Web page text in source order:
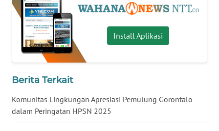
Install Aplikasi
Berita Terkait
Komunitas Lingkungan Apresiasi Pemulung Gorontalo
dalam Peringatan HPSN 2025
WN
JATENG
WN
NUSANTARA
WN
JOGJA